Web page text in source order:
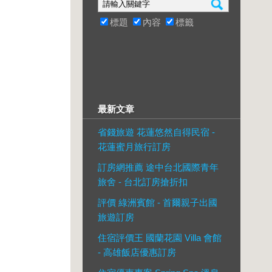
標題 內容 標籤
最新文章
省錢旅遊 花蓮悠然自得民宿 -
花蓮蜜月旅行訂房
訂房網推薦 途中台北國際青年
旅舍 - 台北訂房搶折扣
評價 綠洲賓館 - 首爾親子出國
旅遊訂房
住宿評價王 國蘭花園 Villa 會館
- 高雄飯店優惠訂房